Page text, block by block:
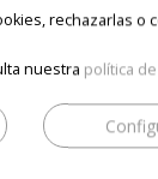
rechazarlas o
nuestra política